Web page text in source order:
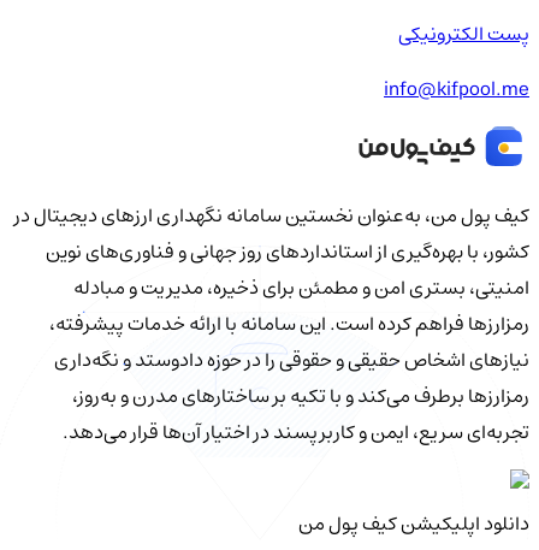
پست الکترونیکی
info@kifpool.me
کیف‌ پول من، به‌عنوان نخستین سامانه نگهداری ارزهای دیجیتال در
کشور، با بهره‌گیری از استانداردهای روز جهانی و فناوری‌های نوین
امنیتی، بستری امن و مطمئن برای ذخیره، مدیریت و مبادله
رمزارزها فراهم کرده است. این سامانه با ارائه خدمات پیشرفته،
نیازهای اشخاص حقیقی و حقوقی را در حوزه دادوستد و نگه‌داری
رمزارزها برطرف می‌کند و با تکیه بر ساختارهای مدرن و به‌روز،
تجربه‌ای سریع، ایمن و کاربرپسند در اختیار آن‌ها قرار می‌دهد.
دانلود اپلیکیشن کیف‌ پول من